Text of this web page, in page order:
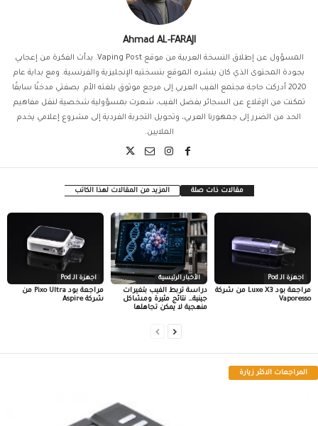
Ahmad AL-FARAJI
المسؤول عن إطلاق النسخة العربية من موقع Vaping Post. بدأت الفكرة من إعجابي
بجودة المحتوى الذي كان ينشره الموقع بنسختيه الإنجليزية والفرنسية. ومع بداية عام
2020 أدركت حاجة مجتمع الفيب العربي إلى مرجع موثوق بلغته الأم. بصفتي مدخنًا سابقًا
تمكنت من الإقلاع عن السجائر بفضل الفيب، شعرت بمسؤولية شخصية لنقل مفاهيم
الحد من الضرر إلى جمهورنا العربي، وتحويل التجربة الفردية إلى مشروع إعلامي يخدم
الملايين.
مقالات ذات صلة المزيد من المقالات لهذا الكاتب
اجهزة الـ Pod
مراجعة بود Pixo Ultra من
شركة Aspire
الأخبار الرئيسية
دراسة تربط الفيب بتغيرات
جينية… نتائج مثيرة ومشاكل
منهجية لا يمكن تجاهلها
اجهزة الـ Pod
مراجعة بود Luxe X3 من شركة
Vaporesso
المراجعات الاكثر زيارة